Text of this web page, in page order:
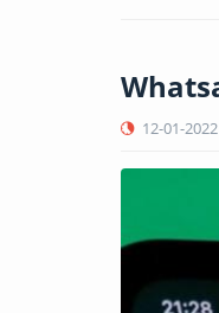
12-01-2022